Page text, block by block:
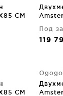
CM
Под
119
CM